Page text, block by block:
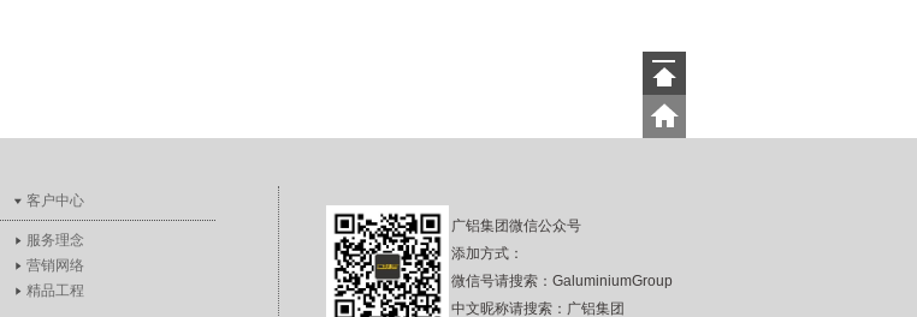
客户中心
服务理念
营销网络
精品工程
广铝集团微信公众号
添加方式：
微信号请搜索：GaluminiumGroup
中文昵称请搜索：广铝集团